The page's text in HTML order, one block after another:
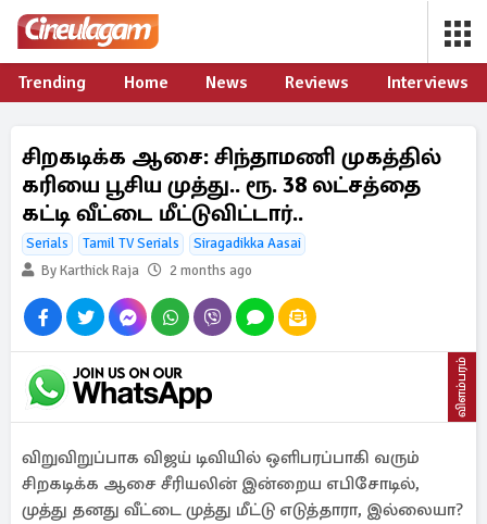
Trending Home News Reviews Interviews
சிறகடிக்க ஆசை: சிந்தாமணி முகத்தில்
கரியை பூசிய முத்து.. ரூ. 38 லட்சத்தை
கட்டி வீட்டை மீட்டுவிட்டார்..
Serials Tamil TV Serials
Siragadikka Aasai
By Karthick Raja
2 months ago
விளம்பரம்
விறுவிறுப்பாக விஜய் டிவியில் ஒளிபரப்பாகி வரும்
சிறகடிக்க ஆசை சீரியலின் இன்றைய எபிசோடில்,
முத்து தனது வீட்டை முத்து மீட்டு எடுத்தாரா, இல்லையா?